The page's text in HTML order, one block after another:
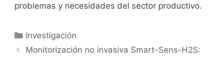
problemas y necesidades del sector productivo.
C
a
Investigación
N
Monitorización no invasiva Smart-Sens-H2S: